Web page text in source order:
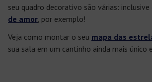
seu quadro decorativo são várias: inclusive
de amor , por exemplo!
Veja como montar o seu mapa das
sua sala em um cantinho ainda mais único